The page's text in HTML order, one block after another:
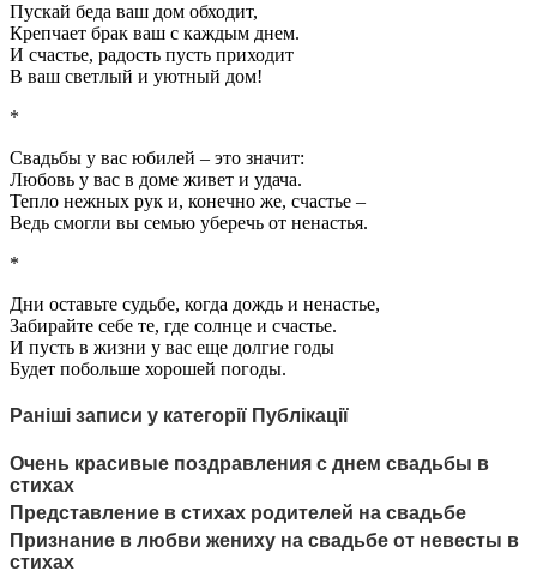
Пускай беда ваш дом обходит,
Крепчает брак ваш с каждым днем.
И счастье, радость пусть приходит
В ваш светлый и уютный дом!
*
Свадьбы у вас юбилей – это значит:
Любовь у вас в доме живет и удача.
Тепло нежных рук и, конечно же, счастье –
Ведь смогли вы семью уберечь от ненастья.
*
Дни оставьте судьбе, когда дождь и ненастье,
Забирайте себе те, где солнце и счастье.
И пусть в жизни у вас еще долгие годы
Будет побольше хорошей погоды.
Раніші записи у категорії Публікації
Очень красивые поздравления с днем свадьбы в
стихах
Представление в стихах родителей на свадьбе
Признание в любви жениху на свадьбе от невесты в
стихах